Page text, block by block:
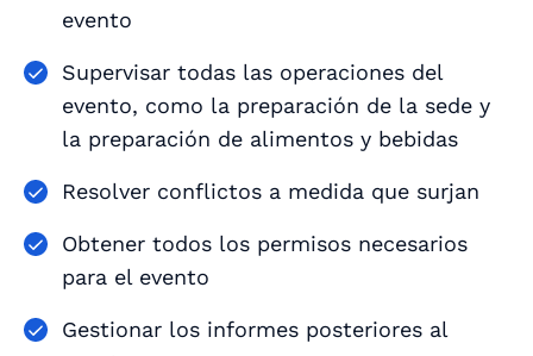
evento
Supervisar todas las operaciones del
evento, como la preparación de la sede y
la preparación de alimentos y bebidas
Resolver conflictos a medida que surjan
Obtener todos los permisos necesarios
para el evento
Gestionar los informes posteriores al